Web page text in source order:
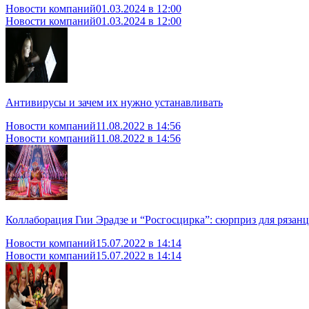
Новости компаний01.03.2024 в 12:00
Новости компаний01.03.2024 в 12:00
Антивирусы и зачем их нужно устанавливать
Новости компаний11.08.2022 в 14:56
Новости компаний11.08.2022 в 14:56
Коллаборация Гии Эрадзе и “Росгосцирка”: сюрприз для
Новости компаний15.07.2022 в 14:14
Новости компаний15.07.2022 в 14:14